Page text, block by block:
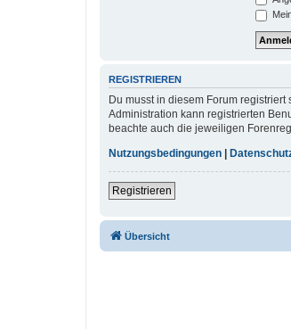
REGISTRIEREN
Du musst in diesem Forum
Administration kann registrierten
beachte auch die jeweiligen
Nutzungsbedingungen
Registrieren
Übersicht